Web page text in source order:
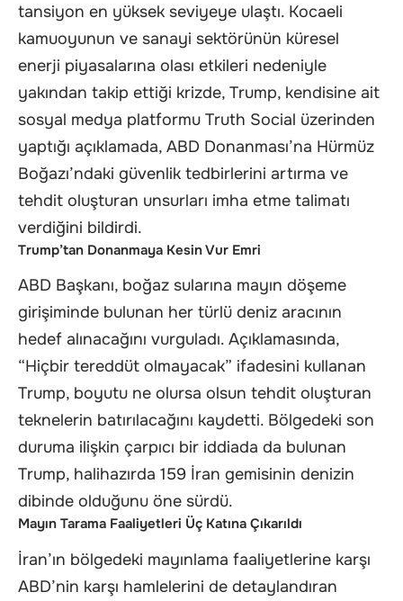
tansiyon en yüksek seviyeye ulaştı. Kocaeli
kamuoyunun ve sanayi sektörünün küresel
enerji piyasalarına olası etkileri nedeniyle
yakından takip ettiği krizde, Trump, kendisine ait
sosyal medya platformu Truth Social üzerinden
yaptığı açıklamada, ABD Donanması’na Hürmüz
Boğazı’ndaki güvenlik tedbirlerini artırma ve
tehdit oluşturan unsurları imha etme talimatı
verdiğini bildirdi.
Trump’tan Donanmaya Kesin Vur Emri
ABD Başkanı, boğaz sularına mayın döşeme
girişiminde bulunan her türlü deniz aracının
hedef alınacağını vurguladı. Açıklamasında,
“Hiçbir tereddüt olmayacak” ifadesini kullanan
Trump, boyutu ne olursa olsun tehdit oluşturan
teknelerin batırılacağını kaydetti. Bölgedeki son
duruma ilişkin çarpıcı bir iddiada da bulunan
Trump, halihazırda 159 İran gemisinin denizin
dibinde olduğunu öne sürdü.
Mayın Tarama Faaliyetleri Üç Katına Çıkarıldı
İran’ın bölgedeki mayınlama faaliyetlerine karşı
ABD’nin karşı hamlelerini de detaylandıran